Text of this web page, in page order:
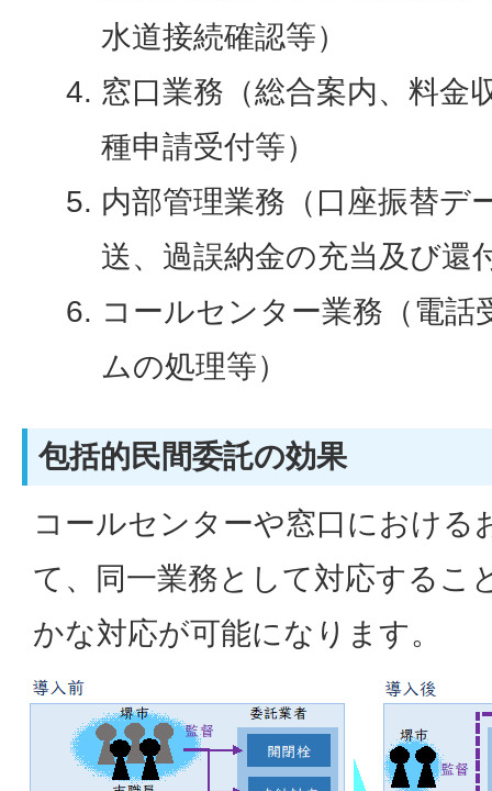
水道接続確認等）
窓口業務（総合案内、料金
種申請受付等）
内部管理業務（口座振替デ
送、過誤納金の充当及び還
コールセンター業務（電話
ムの処理等）
包括的民間委託の効果
コールセンターや窓口における
て、同一業務として対応するこ
かな対応が可能になります。